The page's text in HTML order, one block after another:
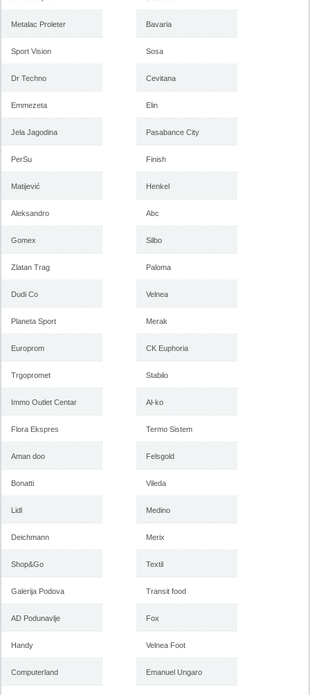
namestaja maj 2018
-istekla akcija-
nameštaja, katalog 7-31.
Forma Ideale katalog
nameštaja, akcija 7. novembar
Forma Ideale jesenja ponuda
1-6. novembar 2017
Metalac Proleter
Sport Vision
Dr Techno
Emmezeta
Jela Jagodina
PerSu
Matijević
Aleksandro
Gomex
Zlatan Trag
Dudi Co
Planeta Sport
Europrom
Trgopromet
Immo Outlet Centar
Flora Ekspres
Aman doo
Bonatti
Lidl
Deichmann
Shop&Go
Galerija Podova
AD Podunavlje
Handy
Computerland
Bavaria
Sosa
Cevitana
Elin
Pasabance City
Finish
Henkel
Abc
Silbo
Paloma
Velnea
Merak
CK Euphoria
Stabilo
Al-ko
Termo Sistem
Felsgold
Vileda
Medino
Merix
Textil
Transit food
Fox
Velnea Foot
Emanuel Ungaro